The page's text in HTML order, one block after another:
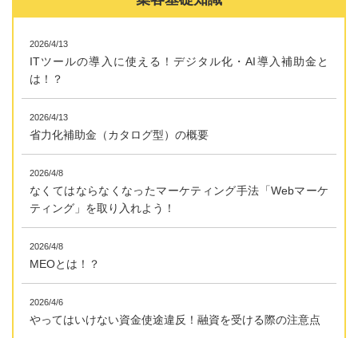
2026/4/13
ITツールの導入に使える！デジタル化・AI導入補助金と
は！？
2026/4/13
省力化補助金（カタログ型）の概要
2026/4/8
なくてはならなくなったマーケティング手法「Webマーケ
ティング」を取り入れよう！
2026/4/8
MEOとは！？
2026/4/6
やってはいけない資金使途違反！融資を受ける際の注意点